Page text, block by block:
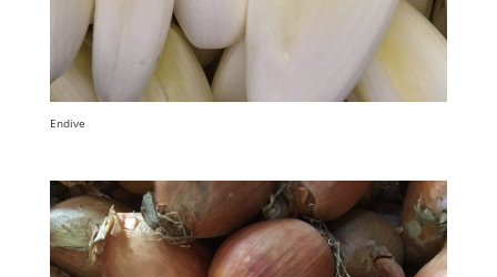
Endive